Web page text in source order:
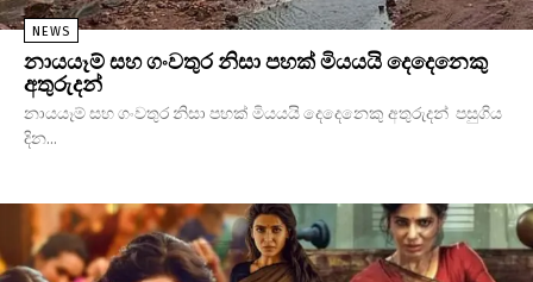
NEWS
නායයෑම් සහ ගංවතුර නිසා පහක් මියයයි දෙදෙනෙකු
අතුරුදන්
නායයෑම් සහ ගංවතුර නිසා පහක් මියයයි දෙදෙනෙකු අතුරුදන් පසුගිය
දින...